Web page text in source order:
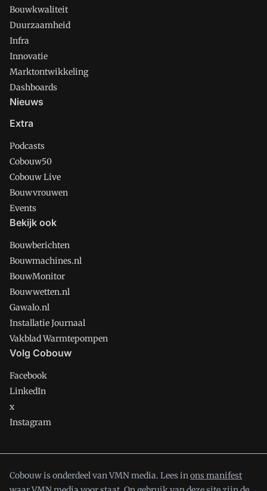
Bouwkwaliteit
Duurzaamheid
Infra
Innovatie
Marktontwikkeling
Dashboards
Nieuws
Extra
Podcasts
Cobouw50
Cobouw Live
Bouwvrouwen
Events
Bekijk ook
Bouwberichten
Bouwmachines.nl
BouwMonitor
Bouwwetten.nl
Gawalo.nl
Installatie Journaal
Vakblad Warmtepompen
Volg Cobouw
Facebook
LinkedIn
x
Instagram
Cobouw is onderdeel van VMN media. Lees inons manifest